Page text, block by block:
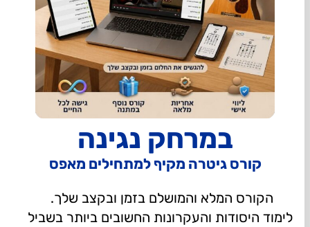
במרחק נגינה
קורס גיטרה מקיף למתחילים מאפס
הקורס המלא והמושלם בזמן ובקצב שלך.
לימוד היסודות והעקרונות החשובים ביותר בשביל